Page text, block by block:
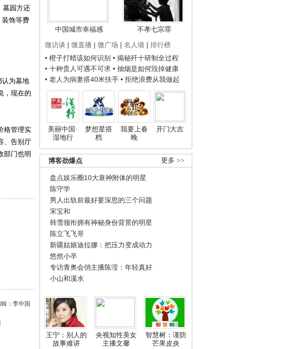
中国城市幸福感
不孝七宗罪
微访谈 | 微直播 | 微广场 | 名人墙 | 排行榜
• 橙子打蜡该如何识别 • 揭秘歼十研制全过程
• 十种贵人可遇不可求 • 抽烟是如何毁掉健康
• 老人为病妻搭40米扶手 • 拒绝浪费从我做起
美丽中国·
湿地行
梦想星搭
档
我要上春
晚
开门大吉
更多 >>
博客劲爆点
盘点娱乐圈10大衰神附体的明星
陈守学
男人出轨前最好要深思的三个问题
宋宝和
韩雪领衔拥有神秘身份背景的明星
陈立飞飞哥
新疆姑娘迪拉娜：把压力变成动力
悠然小卒
专访青奥会俏主播陈滢：年轻真好
小山和溪水
王宁：别人的
故事难讲
央视知性美女
主播文馨
智慧树：谨防
芒果皮炎
墓园方还
装饰等费
为墓地
，现在的
格管理实
、告别厅
部门也明
：李中国